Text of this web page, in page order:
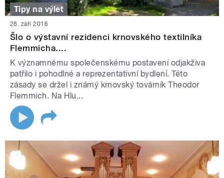
Tipy na výlet
28. září 2016
Šlo o výstavní rezidenci krnovského textilníka
Flemmicha....
K významnému společenskému postavení odjakživa
patřilo i pohodlné a reprezentativní bydlení. Této
zásady se držel i známý krnovský továrník Theodor
Flemmich. Na Hlu...